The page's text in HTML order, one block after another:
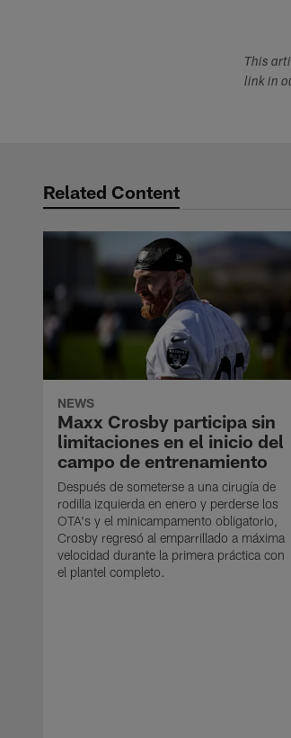
This
link in
Related Content
NEWS
Maxx Crosby participa sin
limitaciones en el inicio del
campo de entrenamiento
Después de someterse a una cirugía de
rodilla izquierda en enero y perderse los
OTA's y el minicampamento obligatorio,
Crosby regresó al emparrillado a máxima
velocidad durante la primera práctica con
el plantel completo.